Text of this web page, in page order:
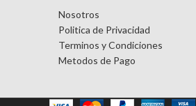
Nosotros
Politica de Privacidad
Terminos y Condiciones
Metodos de Pago